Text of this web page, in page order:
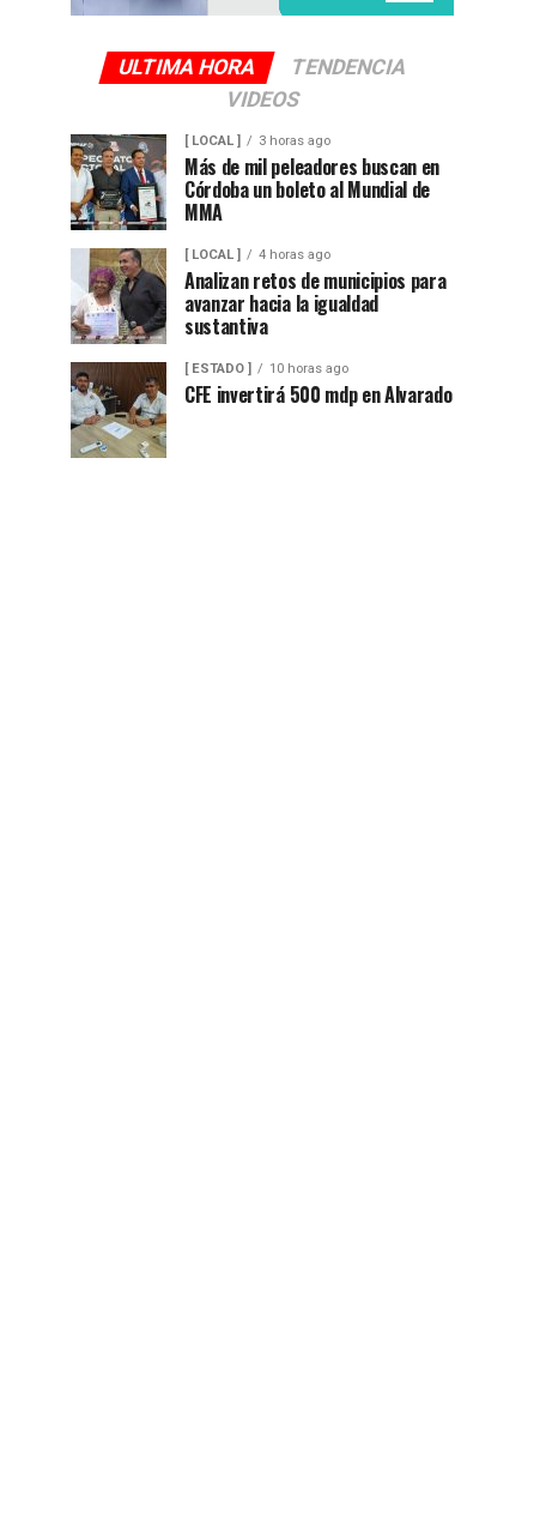
ULTIMA HORA
TENDENCIA
VIDEOS
[ LOCAL ] 3 horas ago
Más de mil peleadores buscan en
Córdoba un boleto al Mundial de
MMA
[ LOCAL ] 4 horas ago
Analizan retos de municipios para
avanzar hacia la igualdad
sustantiva
[ ESTADO ] 10 horas ago
CFE invertirá 500 mdp en Alvarado